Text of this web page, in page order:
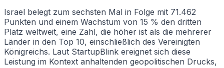
Israel belegt zum sechsten Mal in Folge mit 71.462
Punkten und einem Wachstum von 15 % den dritten
Platz weltweit, eine Zahl, die höher ist als die mehrerer
Länder in den Top 10, einschließlich des Vereinigten
Königreichs. Laut StartupBlink ereignet sich diese
Leistung im Kontext anhaltenden geopolitischen Drucks,